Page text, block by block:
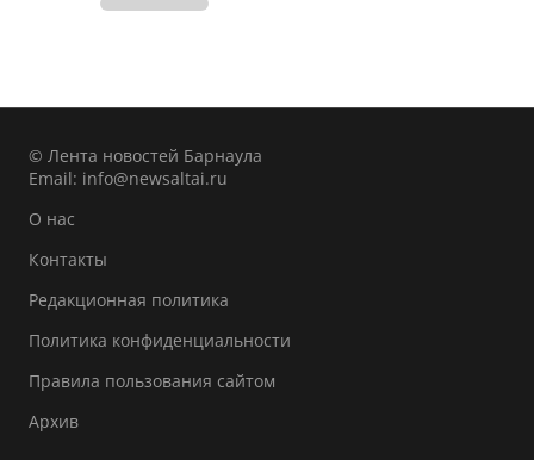
© Лента новостей Барнаула
Email: info@newsaltai.ru
О нас
Контакты
Редакционная политика
Политика конфиденциальности
Правила пользования сайтом
Архив